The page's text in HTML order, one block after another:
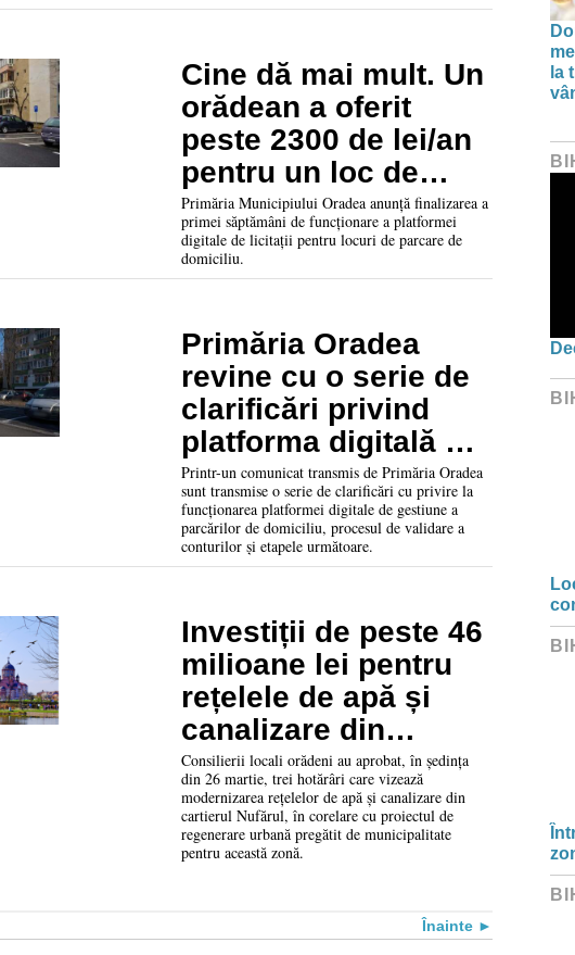
Cine dă mai mult. Un
orădean a oferit
peste 2300 de lei/an
pentru un loc de
parcare de domiciliu
Primăria Municipiului Oradea anunță finalizarea a
primei săptămâni de funcționare a platformei
digitale de licitații pentru locuri de parcare de
domiciliu.
Primăria Oradea
revine cu o serie de
clarificări privind
platforma digitală de
atribuire a locurilor
de parcare
Printr-un comunicat transmis de Primăria Oradea
sunt transmise o serie de clarificări cu privire la
funcționarea platformei digitale de gestiune a
parcărilor de domiciliu, procesul de validare a
conturilor și etapele următoare.
Investiții de peste 46
milioane lei pentru
rețelele de apă și
canalizare din
cartierul Nufărul.
Locuri noi de
parcare
Consilierii locali orădeni au aprobat, în ședința
din 26 martie, trei hotărâri care vizează
modernizarea rețelelor de apă și canalizare din
cartierul Nufărul, în corelare cu proiectul de
regenerare urbană pregătit de municipalitate
pentru această zonă.
Înainte
la